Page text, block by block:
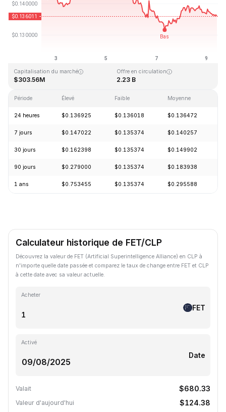
Dernière mise à jour : 2026-08-09, 09:40 GMT+0
Capitalisation du marché
$303.56M
Offre en circulation
2.23 B
Période Élevé Faible Moyenne
24 heures $0.136925 $0.136018 $0.136472
7 jours $0.147022 $0.135374 $0.140257
30 jours $0.162398 $0.135374 $0.149902
90 jours $0.279000 $0.135374 $0.183938
1 ans $0.753455 $0.135374 $0.295588
Calculateur historique de FET/CLP
Découvrez la valeur de FET (Artificial Superintelligence Alliance) en CLP à
n'importe quelle date passée et comparez le taux de change entre FET et CLP
à cette date avec sa valeur actuelle.
Acheter
FET
Activé
Date
Valait $680.33
Valeur d'aujourd'hui $124.38